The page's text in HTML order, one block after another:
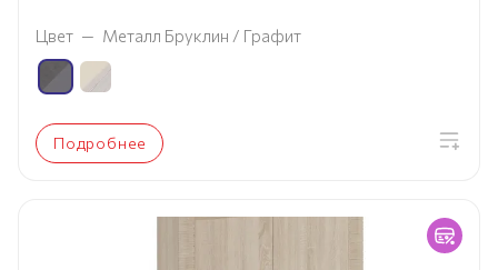
Цвет — Металл Бруклин / Графит
Подробнее